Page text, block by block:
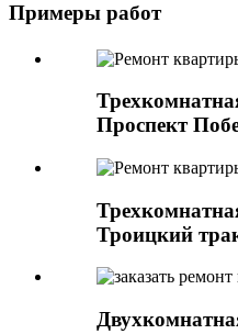
Примеры работ
Проспект
Троицкий